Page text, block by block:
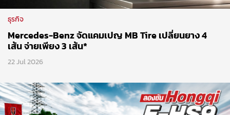
ธุรกิจ
Mercedes-Benz จัดแคมเปญ MB Tire เปลี่ยนยาง 4
เส้น จ่ายเพียง 3 เส้น*
22 Jul 2026